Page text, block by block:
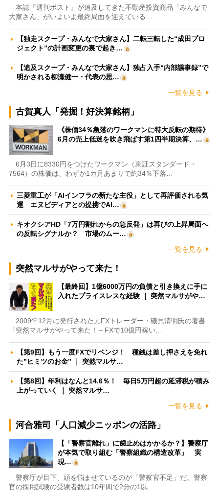
本誌『週刊ポスト』が追及してきた不動産投資商品「みんなで
大家さん」がいよいよ最終局面を迎えている…
【独走スクープ・みんなで大家さん】二転三転した“成田プロ
ジェクト”の計画変更の裏で起き…
【追及スクープ・みんなで大家さん】独占入手“内部議事録”で
明かされる柳瀬健一・代表の思…
一覧を見る
古賀真人「発掘！好決算銘柄」
《株価34％急落のワークマンに特大反転の期待》
6月の売上低迷を吹き飛ばす第1四半期決算、…
6月3日に8330円をつけたワークマン（東証スタンダード・
7564）の株価は、わずか1カ月あまりで約34％下落…
三菱重工が「AIインフラの新たな主役」として再評価される気
運 エヌビディアとの提携でAI…
キオクシアHD「7万円割れからの急反発」は再びの上昇局面へ
の反転シグナルか？ 市場のムー…
一覧を見る
突然マルサがやって来た！
【最終回】1億6000万円の負債と引き換えに手に
入れたプライスレスな経験 ｜ 突然マルサがや…
2009年12月に発行された元FXトレーダー・磯貝清明氏の著書
『突然マルサがやって来た！～FXで10億円稼い…
【第9回】もう一度FXでリベンジ！ 種銭は差し押さえを免れ
た”ヒミツのお金” ｜ 突然マルサ…
【第8回】年利はなんと14.6％！ 毎日5万円超の延滞税が積み
上がっていく ｜ 突然マルサ…
一覧を見る
河合雅司「人口減少ニッポンの活路」
【「警察官離れ」に歯止めはかかるか？】警察庁
が本気で取り組む「警察組織の構造改革」 実
現…
警察庁が目下、頭を悩ませているのが「警察官不足」だ。警察
官の採用試験の受験者数は10年間で2分の1以…